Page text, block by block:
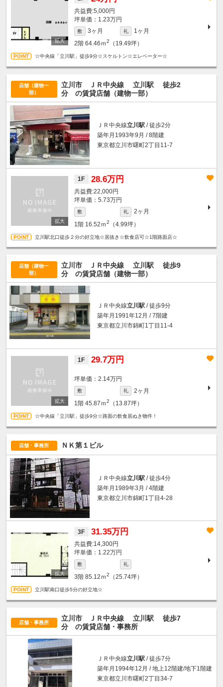
5,000円
坪単価：1.23万円
敷 3ヶ月 礼
1ヶ月
2階 64.46ｍ2 （19.49坪）
☆中央線「立川駅」徒歩9分☆スケルトン☆エレベーター☆
店舗（建物一
部）
立川市 ＪＲ中央線 立川駅
徒歩2
分 の賃貸店舗（建物一部）
ＪＲ中央線立川駅 / 徒歩2分
築年月1993年9月 / 8階建
東京都立川市曙町2丁目11-7
1F 28.6万円
22,000円
坪単価：5.73万円
敷 礼
2ヶ月
1階 16.52ｍ2 （4.99坪）
立川駅北口徒歩２分の好立地☆居抜き☆飲食店可☆1階路面店☆
店舗（建物一
部）
立川市 ＪＲ中央線 立川駅
徒歩9
分 の賃貸店舗（建物一部）
ＪＲ中央線立川駅 / 徒歩9分
築年月1991年12月 / 7階建
東京都立川市錦町1丁目11-4
1F 29.7万円
坪単価：2.14万円
敷 礼
2ヶ月
1階 45.87ｍ2 （13.87坪）
☆中央線「立川駅」徒歩9分☆路面の飲食居ぬき物件！
店舗・事務所 ＮＫ第１ビル
ＪＲ中央線立川駅 / 徒歩4分
築年月1989年3月 / 4階建
東京都立川市錦町1丁目4-28
3F 31.35万円
14,300円
坪単価：1.22万円
敷 礼
3階 85.12ｍ2 （25.74坪）
立川駅南口徒歩5分の好立地☆
店舗・事務所
立川市 ＪＲ中央線 立川駅
徒歩7
分 の賃貸店舗・事務所
ＪＲ中央線立川駅 / 徒歩7分
築年月1994年12月 / 地上12階建/地下1階建
東京都立川市曙町2丁目34-7